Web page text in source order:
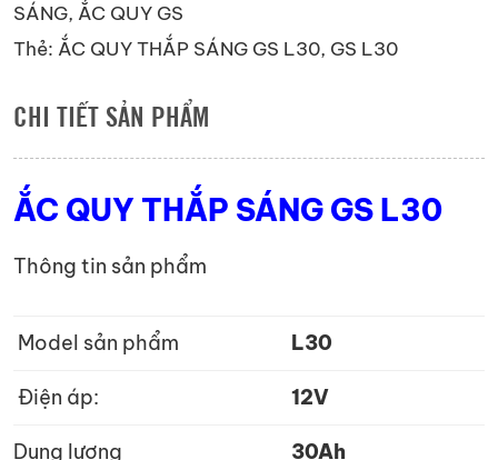
SÁNG, ẮC QUY GS
Thẻ: ẮC QUY THẮP SÁNG GS L30, GS L30
CHI TIẾT SẢN PHẨM
ẮC QUY THẮP SÁNG GS L30
Thông tin sản phẩm
Model sản phẩm L30
Điện áp: 12V
Dung lượng 30Ah